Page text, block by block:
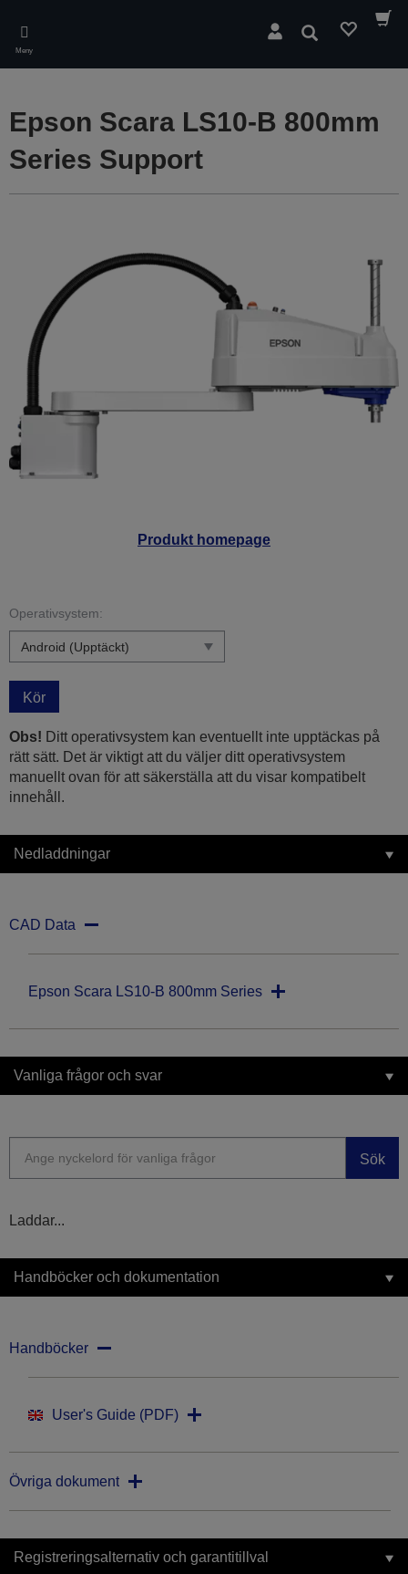
main
content
Meny
Sök
Produkt homepage
Epson Scara LS10-B 800mm
Series Support
Operativsystem:
Kör
Obs! Ditt operativsystem kan eventuellt inte upptäckas på
rätt sätt. Det är viktigt att du väljer ditt operativsystem
manuellt ovan för att säkerställa att du visar kompatibelt
innehåll.
Nedladdningar
CAD Data
Epson Scara LS10-B 800mm Series
Vanliga frågor och svar
Sök
Laddar...
Handböcker och dokumentation
Handböcker
User's Guide (PDF)
Övriga dokument
Registreringsalternativ och garantitillval